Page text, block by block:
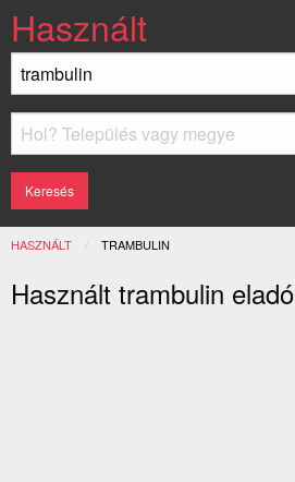
Használt
HASZNÁLT JELENLEGI:
TRAMBULIN
Használt trambulin eladó